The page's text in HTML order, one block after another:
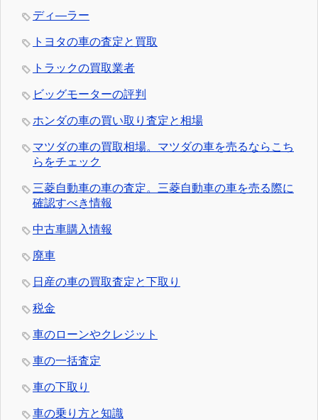
ディ―ラー
トヨタの車の査定と買取
トラックの買取業者
ビッグモーターの評判
ホンダの車の買い取り査定と相場
マツダの車の買取相場。マツダの車を売るならこち
らをチェック
三菱自動車の車の査定。三菱自動車の車を売る際に
確認すべき情報
中古車購入情報
廃車
日産の車の買取査定と下取り
税金
車のローンやクレジット
車の一括査定
車の下取り
車の乗り方と知識